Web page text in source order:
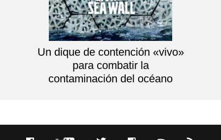
Un dique de contención «vivo»
para combatir la
contaminación del océano